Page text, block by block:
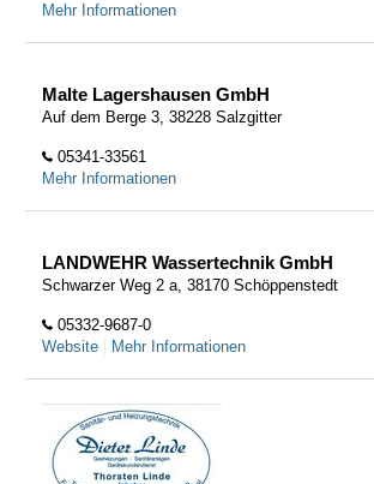
Mehr Informationen
Malte Lagershausen GmbH
Auf dem Berge 3, 38228 Salzgitter
05341-33561
Mehr Informationen
LANDWEHR Wassertechnik GmbH
Schwarzer Weg 2 a, 38170 Schöppenstedt
05332-9687-0
Website
Mehr Informationen